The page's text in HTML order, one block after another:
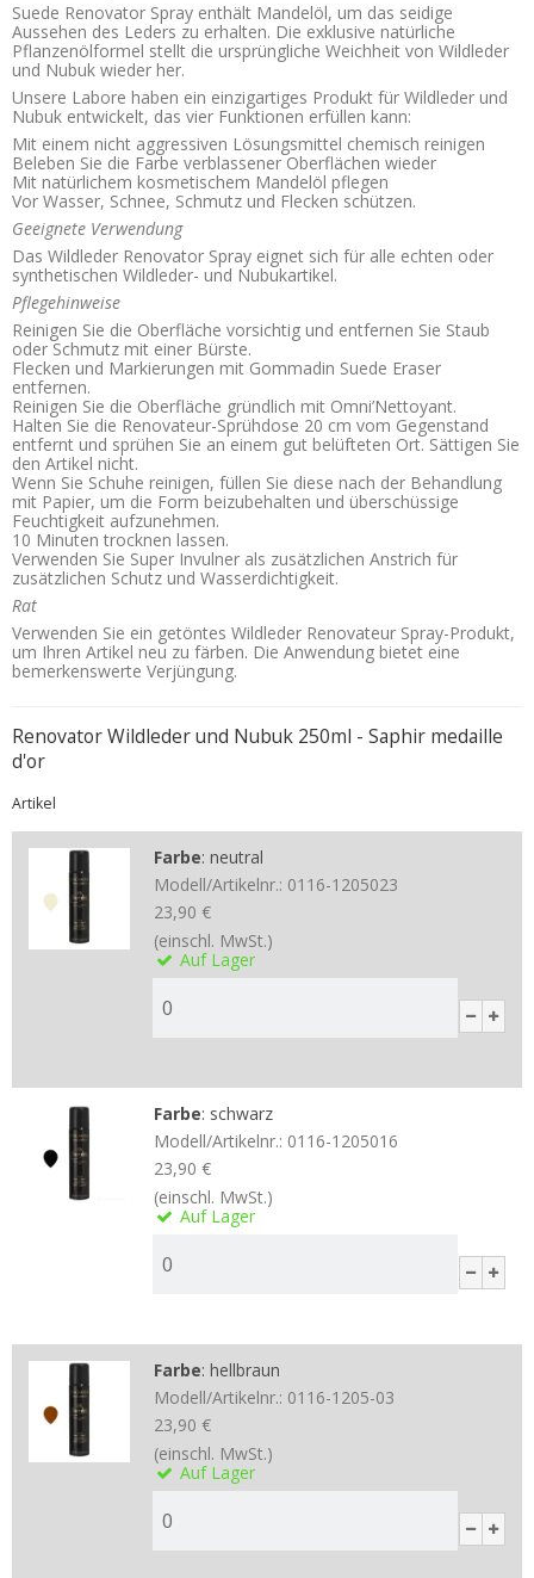
Suede Renovator Spray enthält Mandelöl, um das seidige
Aussehen des Leders zu erhalten. Die exklusive natürliche
Pflanzenölformel stellt die ursprüngliche Weichheit von Wildleder
und Nubuk wieder her.
Unsere Labore haben ein einzigartiges Produkt für Wildleder und
Nubuk entwickelt, das vier Funktionen erfüllen kann:
Mit einem nicht aggressiven Lösungsmittel chemisch reinigen
Beleben Sie die Farbe verblassener Oberflächen wieder
Mit natürlichem kosmetischem Mandelöl pflegen
Vor Wasser, Schnee, Schmutz und Flecken schützen.
Geeignete Verwendung
Das Wildleder Renovator Spray eignet sich für alle echten oder
synthetischen Wildleder- und Nubukartikel.
Pflegehinweise
Reinigen Sie die Oberfläche vorsichtig und entfernen Sie Staub
oder Schmutz mit einer Bürste.
Flecken und Markierungen mit Gommadin Suede Eraser
entfernen.
Reinigen Sie die Oberfläche gründlich mit Omni’Nettoyant.
Halten Sie die Renovateur-Sprühdose 20 cm vom Gegenstand
entfernt und sprühen Sie an einem gut belüfteten Ort. Sättigen Sie
den Artikel nicht.
Wenn Sie Schuhe reinigen, füllen Sie diese nach der Behandlung
mit Papier, um die Form beizubehalten und überschüssige
Feuchtigkeit aufzunehmen.
10 Minuten trocknen lassen.
Verwenden Sie Super Invulner als zusätzlichen Anstrich für
zusätzlichen Schutz und Wasserdichtigkeit.
Rat
Verwenden Sie ein getöntes Wildleder Renovateur Spray-Produkt,
um Ihren Artikel neu zu färben. Die Anwendung bietet eine
bemerkenswerte Verjüngung.
Renovator Wildleder und Nubuk 250ml - Saphir medaille
d'or
Artikel
Farbe: neutral
Modell/Artikelnr.: 0116-1205023
23,90 €
(einschl. MwSt.)
Auf Lager
Farbe: schwarz
Modell/Artikelnr.: 0116-1205016
23,90 €
(einschl. MwSt.)
Auf Lager
Farbe: hellbraun
Modell/Artikelnr.: 0116-1205-03
23,90 €
(einschl. MwSt.)
Auf Lager